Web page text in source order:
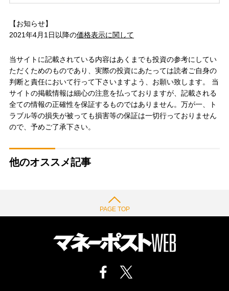
【お知らせ】
2021年4月1日以降の価格表示に関して
当サイトに記載されている内容はあくまでも投資の参考にしてい
ただくためのものであり、実際の投資にあたっては読者ご自身の
判断と責任において行って下さいますよう、お願い致します。 当
サイトの掲載情報は細心の注意を払っておりますが、記載される
全ての情報の正確性を保証するものではありません。万が一、ト
ラブル等の損失が被っても損害等の保証は一切行っておりません
ので、予めご了承下さい。
他のオススメ記事
PAGE TOP